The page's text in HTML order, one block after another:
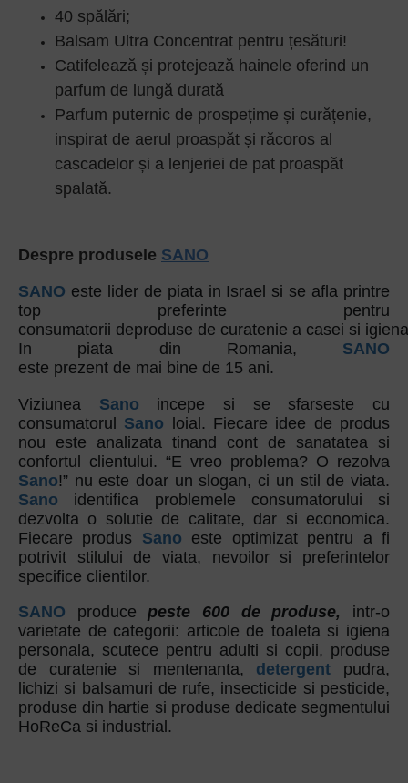
40 spălări;
Balsam Ultra Concentrat pentru țesături!
Catifelează și protejează hainele oferind un
parfum de lungă durată
Parfum puternic de prospețime și curățenie,
inspirat de aerul proaspăt și răcoros al
cascadelor și a lenjeriei de pat proaspăt
spalată.
Despre produsele SANO
SANO este lider de piata in Israel si se afla printre
top preferinte pentru
consumatorii deproduse de curatenie a casei si
In piata din Romania, SANO
este prezent de mai bine de 15 ani.
Viziunea Sano incepe si se sfarseste cu
consumatorul Sano loial. Fiecare idee de produs
nou este analizata tinand cont de sanatatea si
confortul clientului. “E vreo problema? O rezolva
Sano!” nu este doar un slogan, ci un stil de viata.
Sano identifica problemele consumatorului si
dezvolta o solutie de calitate, dar si economica.
Fiecare produs Sano este optimizat pentru a fi
potrivit stilului de viata, nevoilor si preferintelor
specifice clientilor.
SANO producepeste 600 de produse, intr-o
varietate de categorii: articole de toaleta si igiena
personala, scutece pentru adulti si copii, produse
de curatenie si mentenanta, detergent pudra,
lichizi si balsamuri de rufe, insecticide si pesticide,
produse din hartie si produse dedicate segmentului
HoReCa si industrial.